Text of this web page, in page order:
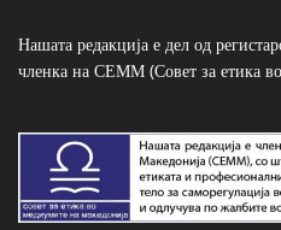
Нашата редакција е дел од
членка на СЕММ (Совет за етика